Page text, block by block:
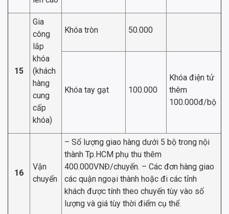
15
Gia
công
lắp
khóa
(khách
hàng
cung
cấp
khóa)
Khóa tròn 50.000
Khóa tay gạt 100.000
Khóa điện tử
thêm
100.000đ/bộ
16
Vận
chuyển
– Số lượng giao hàng dưới 5 bộ trong nội
thành Tp.HCM phụ thu thêm
400.000VNĐ/chuyến. – Các đơn hàng giao
các quận ngoại thành hoặc đi các tỉnh
khách được tính theo chuyến tùy vào số
lượng và giá tùy thời điểm cụ thể.